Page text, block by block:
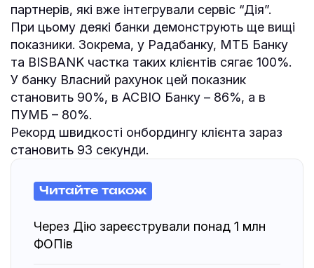
партнерів, які вже інтегрували сервіс “Дія”.
При цьому деякі банки демонструють ще вищі
показники. Зокрема, у Радабанку, МТБ Банку
та BISBANK частка таких клієнтів сягає 100%.
У банку Власний рахунок цей показник
становить 90%, в АСВІО Банку – 86%, а в
ПУМБ – 80%.
Рекорд швидкості онбордингу клієнта зараз
становить 93 секунди.
Читайте також
Через Дію зареєстрували понад 1 млн
ФОПів